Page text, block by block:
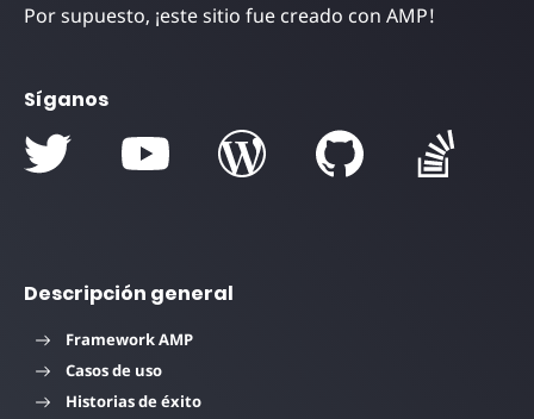
Por supuesto, ¡este sitio fue creado con AMP!
Síganos
Descripción general
Framework AMP
Casos de uso
Historias de éxito